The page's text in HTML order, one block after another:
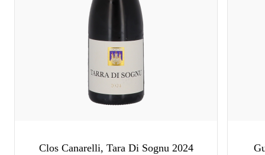
Clos Canarelli, Tara Di Sognu 2024